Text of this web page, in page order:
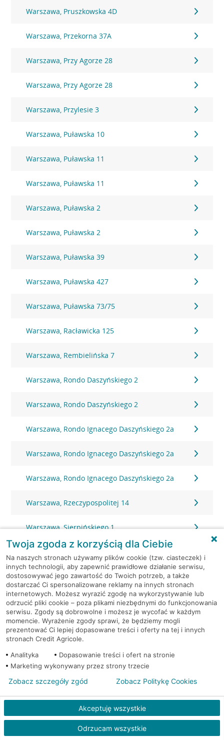
Warszawa, Pruszkowska 4D
Warszawa, Przekorna 37A
Warszawa, Przy Agorze 28
Warszawa, Przy Agorze 28
Warszawa, Przylesie 3
Warszawa, Puławska 10
Warszawa, Puławska 11
Warszawa, Puławska 11
Warszawa, Puławska 2
Warszawa, Puławska 2
Warszawa, Puławska 39
Warszawa, Puławska 427
Warszawa, Puławska 73/75
Warszawa, Racławicka 125
Warszawa, Rembielińska 7
Warszawa, Rondo Daszyńskiego 2
Warszawa, Rondo Daszyńskiego 2
Warszawa, Rondo Ignacego Daszyńskiego 2a
Warszawa, Rondo Ignacego Daszyńskiego 2a
Warszawa, Rondo Ignacego Daszyńskiego 2a
Warszawa, Rzeczypospolitej 14
Warszawa, Sierpińskiego 1
Warszawa, Skarbka z Gór 116
Warszawa, Słomińskiego 7
Warszawa, Sokołowska 11
Warszawa, Solec 32/34
Warszawa, Solidarności 95
Warszawa, Stawki 6.
Warszawa, Strażacka 104
Twoja zgoda z korzyścią dla Ciebie
Na naszych stronach używamy plików cookie (tzw. ciasteczek) i
innych technologii, aby zapewnić prawidłowe działanie serwisu,
dostosowywać jego zawartość do Twoich potrzeb, a także
dostarczać Ci spersonalizowane reklamy na innych stronach
internetowych. Możesz wyrazić zgodę na wykorzystywanie lub
odrzucić pliki cookie – poza plikami niezbędnymi do funkcjonowania
serwisu. Zgody są dobrowolne i możesz je wycofać w każdym
momencie. Wyrażenie zgody sprawi, że będziemy mogli
prezentować Ci lepiej dopasowane treści i oferty na tej i innych
stronach Credit Agricole.
Analityka
Dopasowanie treści i ofert na stronie
Marketing wykonywany przez strony trzecie
Akceptuję wszystkie
Odrzucam wszystkie
Zobacz szczegóły zgód Zobacz Politykę Cookies